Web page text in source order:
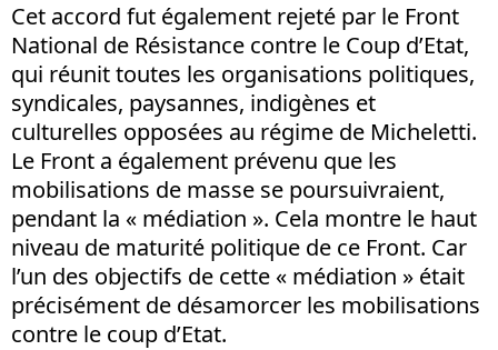
Cet accord fut également rejeté par le Front
National de Résistance contre le Coup d’Etat,
qui réunit toutes les organisations politiques,
syndicales, paysannes, indigènes et
culturelles opposées au régime de Micheletti.
Le Front a également prévenu que les
mobilisations de masse se poursuivraient,
pendant la « médiation ». Cela montre le haut
niveau de maturité politique de ce Front. Car
l’un des objectifs de cette « médiation » était
précisément de désamorcer les mobilisations
contre le coup d’Etat.